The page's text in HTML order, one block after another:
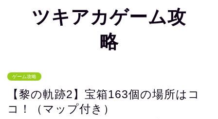
ツキアカゲーム攻
略
ゲーム攻略
【黎の軌跡2】宝箱163個の場所はコ
コ！（マップ付き）